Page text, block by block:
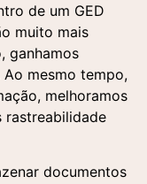
de um GED
muito mais
ganhamos
mesmo tempo,
melhoramos
rastreabilidade
documentos